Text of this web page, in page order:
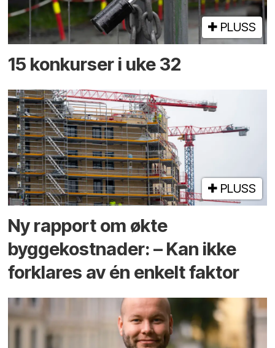
PLUSS
15 konkurser i uke 32
PLUSS
Ny rapport om økte
byggekostnader: – Kan ikke
forklares av én enkelt faktor